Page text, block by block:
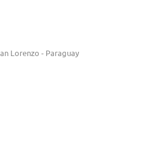
Lorenzo - Paraguay